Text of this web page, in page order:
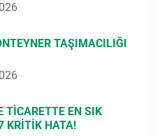
TAŞIMACILIĞI
TICARETTE EN SIK
KRITIK HATA!